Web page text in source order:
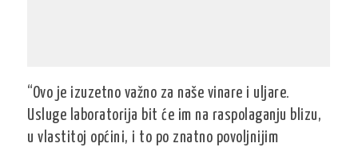
“Ovo je izuzetno važno za naše vinare i uljare.
Usluge laboratorija bit će im na raspolaganju blizu,
u vlastitoj općini, i to po znatno povoljnijim